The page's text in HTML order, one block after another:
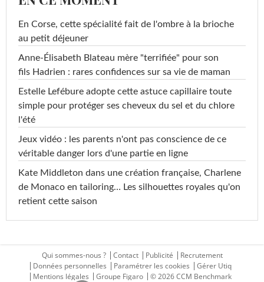
En Corse, cette spécialité fait de l'ombre à la brioche
au petit déjeuner
Anne-Élisabeth Blateau mère "terrifiée" pour son
fils Hadrien : rares confidences sur sa vie de maman
Estelle Lefébure adopte cette astuce capillaire toute
simple pour protéger ses cheveux du sel et du chlore
l'été
Jeux vidéo : les parents n'ont pas conscience de ce
véritable danger lors d'une partie en ligne
Kate Middleton dans une création française, Charlene
de Monaco en tailoring… Les silhouettes royales qu'on
retient cette saison
Qui sommes-nous ? Contact Publicité
Recrutement
Données personnelles
Paramétrer les cookies
Gérer Utiq
Mentions légales
Groupe Figaro © 2026 CCM Benchmark